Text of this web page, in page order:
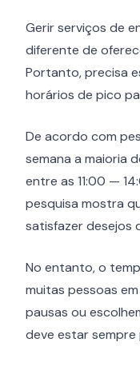
Gerir serviços de
diferente de
Portanto, precisa
horários de pico
De acordo com
semana a maioria
entre as 11:00 —
pesquisa mostra
satisfazer desejos
No entanto, o
muitas pessoas
pausas ou
deve estar